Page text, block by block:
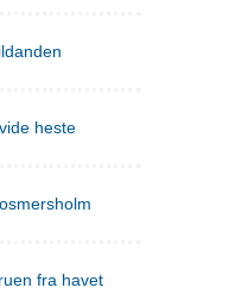
heste
fra havet